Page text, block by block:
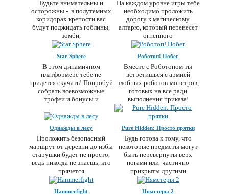
Будьте внимательны и
осторожны - в полутемных
коридорах крепости вас
будут поджидать гоблины,
зомби,
На каждом уровне игры тебе
необходимо проложить
дорогу к магическому
алтарю, который перенесет
огненного
Star Sphere
В этом динамичном
платформере тебе не
придется скучать! Попробуй
собрать всевозможные
трофеи и бонусы и
Роботоп! Побег
Вместе с Роботопом ты
встретишься с армией
злобных роботов-монстров,
готовых на все ради
выполнения приказа!
Однажды в лесу
Проложить безопасный
маршрут от деревни до избы
старушки будет не просто,
ведь никогда не знаешь, кто
прячется
Pure Hidden: Просто прятки
Будь готова к тому, что
некоторые предметы могут
быть перевернуты верх
ногами или частично
прикрыты другими
Hammerfight Нямстеры 2